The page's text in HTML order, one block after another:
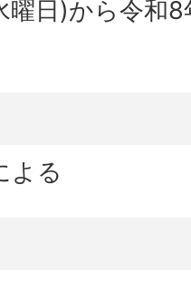
曜日)から令和
よる